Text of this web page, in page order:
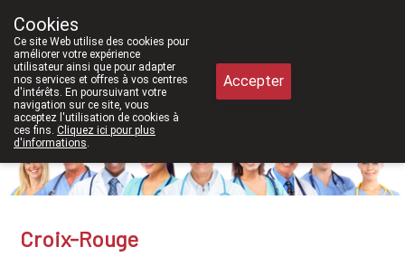
Aujourd'hui A présentfermé
Croix-Rouge
Cookies
Ce site Web utilise des cookies pour
améliorer votre expérience
utilisateur ainsi que pour adapter
nos services et offres à vos centres
d'intérêts. En poursuivant votre
navigation sur ce site, vous
acceptez l'utilisation de cookies à
ces fins. Cliquez ici pour plus
d'informations.
Accepter